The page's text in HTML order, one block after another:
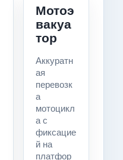
Мотоэ
вакуа
тор
Аккуратн
ая
перевозк
а
мотоцикл
а с
фиксацие
й на
платфор